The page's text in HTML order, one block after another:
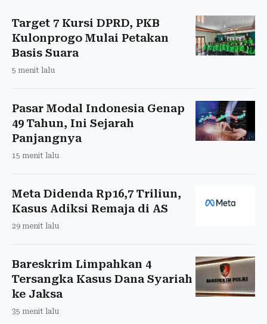
Target 7 Kursi DPRD, PKB
Kulonprogo Mulai Petakan
Basis Suara
5 menit lalu
Pasar Modal Indonesia Genap
49 Tahun, Ini Sejarah
Panjangnya
15 menit lalu
Meta Didenda Rp16,7 Triliun,
Kasus Adiksi Remaja di AS
29 menit lalu
Bareskrim Limpahkan 4
Tersangka Kasus Dana Syariah
ke Jaksa
35 menit lalu